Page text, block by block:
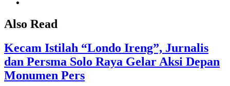
Also Read
Kecam Istilah “Londo Ireng”, Jurnalis
dan Persma Solo Raya Gelar Aksi Depan
Monumen Pers